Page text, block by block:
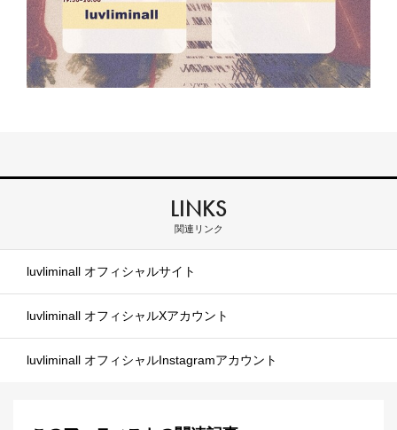
LINKS
関連リンク
luvliminall オフィシャルサイト
luvliminall オフィシャルXアカウント
luvliminall オフィシャルInstagramアカウント